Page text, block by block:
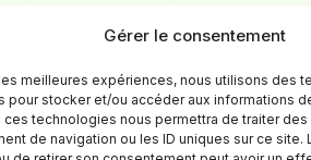
Gérer le consentement
meilleures expériences, nous utilisons des
pour stocker et/ou accéder aux informations
ces technologies nous permettra de traiter
de navigation ou les ID uniques sur ce site.